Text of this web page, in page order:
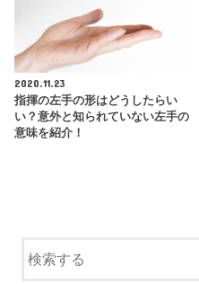
2020.11.23
指揮の左手の形はどうしたらい
い？意外と知られていない左手の
意味を紹介！